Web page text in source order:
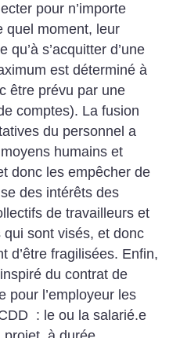
pour n’importe
quel moment, leur
qu’à s’acquitter d’une
est déterminé à
être prévu par une
comptes). La fusion
du personnel a
humains et
donc les empêcher de
des intérêts des
de travailleurs et
sont visés, et donc
d’être fragilisées. Enfin,
du contrat de
pour l’employeur les
: le ou la salarié.e